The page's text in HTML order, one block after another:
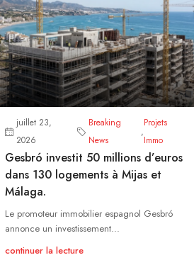
juillet 23,
2026
Breaking
News
,
Projets
Immo
Gesbró investit 50 millions d’euros
dans 130 logements à Mijas et
Málaga.
Le promoteur immobilier espagnol Gesbró
annonce un investissement...
continuer la lecture